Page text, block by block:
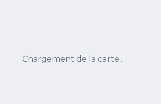
Chargement de la carte...